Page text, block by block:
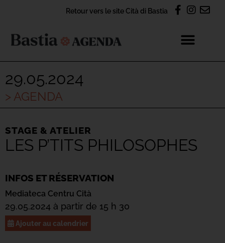
Retour vers le site Cità di Bastia
29.05.2024
> AGENDA
STAGE & ATELIER
LES P’TITS PHILOSOPHES
INFOS ET RÉSERVATION
Mediateca Centru Cità
29.05.2024 à partir de 15 h 30
Ajouter au calendrier